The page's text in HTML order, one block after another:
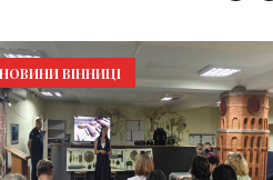
НОВИНИ ВІННИЦІ